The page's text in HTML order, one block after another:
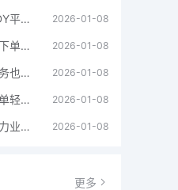
追求高效的业务管理？来DY平台试试自助下 2026-01-08
轻松管理业务，从DY自助下单平台开始。 2026-01-08
DY平台新功能揭秘：刷业务也能自助下单啦 2026-01-08
DY刷业务不烦恼，自助下单轻松搞定。 2026-01-08
DY自助下单平台上线，助力业务飞速增长。 2026-01-08
更多